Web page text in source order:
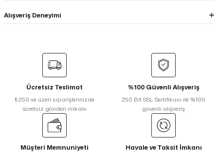
Alışveriş Deneyimi
Ücretsiz Teslimat
₺250 ve üzeri siparişlerinizde
ücretsiz gönderi imkanı
%100 Güvenli Alışveriş
250 Bit SSL Sertifikası ile %100
güvenli alışveriş
Müşteri Memnuniyeti Havale ve Taksit İmkanı